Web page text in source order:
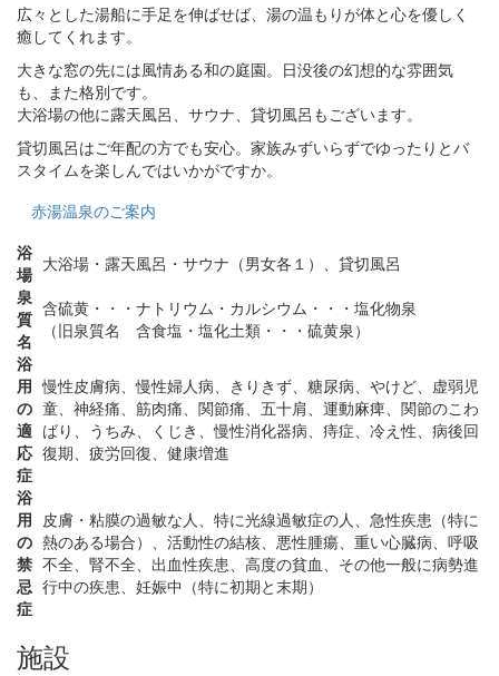
広々とした湯船に手足を伸ばせば、湯の温もりが体と心を優しく
癒してくれます。
大きな窓の先には風情ある和の庭園。日没後の幻想的な雰囲気
も、また格別です。
大浴場の他に露天風呂、サウナ、貸切風呂もございます。
貸切風呂はご年配の方でも安心。家族みずいらずでゆったりとバ
スタイムを楽しんではいかがですか。
赤湯温泉のご案内
浴
場 大浴場・露天風呂・サウナ（男女各１）、貸切風呂
泉
質
名
含硫黄・・・ナトリウム・カルシウム・・・塩化物泉
（旧泉質名 含食塩・塩化土類・・・硫黄泉）
浴
用
の
適
応
症
慢性皮膚病、慢性婦人病、きりきず、糖尿病、やけど、虚弱児
童、神経痛、筋肉痛、関節痛、五十肩、運動麻痺、関節のこわ
ばり、うちみ、くじき、慢性消化器病、痔症、冷え性、病後回
復期、疲労回復、健康増進
浴
用
の
禁
忌
症
皮膚・粘膜の過敏な人、特に光線過敏症の人、急性疾患（特に
熱のある場合）、活動性の結核、悪性腫瘍、重い心臓病、呼吸
不全、腎不全、出血性疾患、高度の貧血、その他一般に病勢進
行中の疾患、妊娠中（特に初期と末期）
施設